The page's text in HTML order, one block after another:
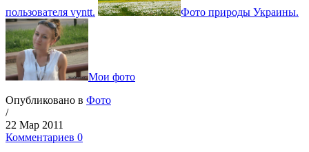
пользователя vyntt. Фото природы Украины.
Мои фото
Опубликовано в Фото
/
22 Мар 2011
Комментариев 0